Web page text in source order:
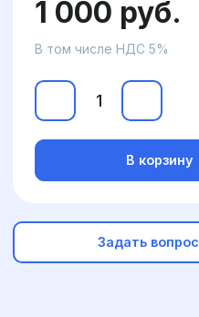
1 000 руб.
В том числе НДС 5%
В корзину
Задать вопрос